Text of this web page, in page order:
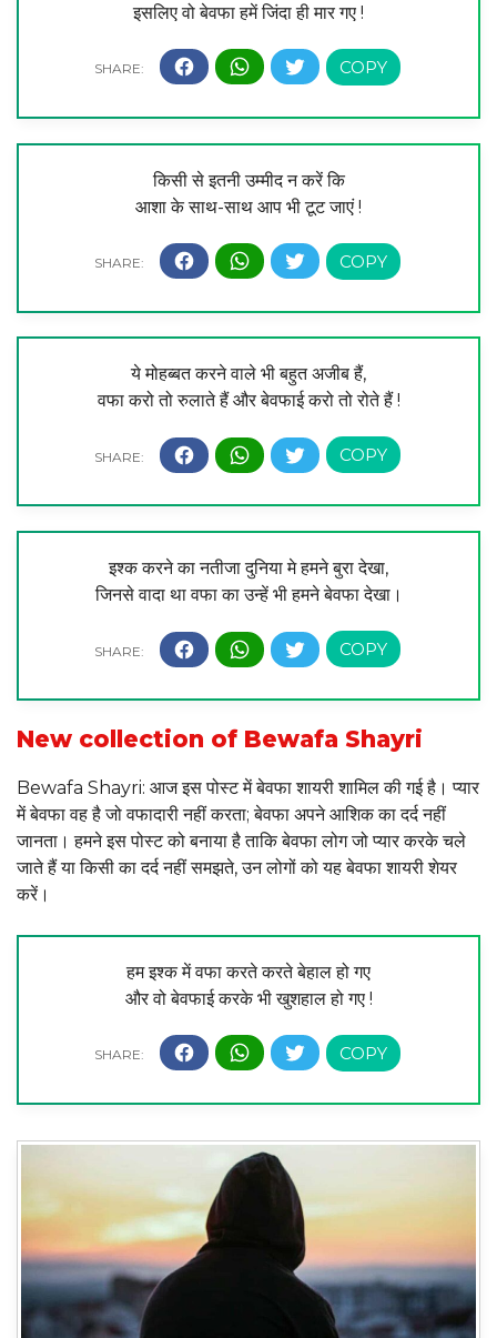
इसलिए वो बेवफा हमें जिंदा ही मार गए !
किसी से इतनी उम्मीद न करें कि
आशा के साथ-साथ आप भी टूट जाएं !
ये मोहब्बत करने वाले भी बहुत अजीब हैं,
वफा करो तो रुलाते हैं और बेवफाई करो तो रोते हैं !
इश्क करने का नतीजा दुनिया मे हमने बुरा देखा,
जिनसे वादा था वफा का उन्हें भी हमने बेवफा देखा।
New collection of Bewafa Shayri
Bewafa Shayri: आज इस पोस्ट में बेवफा शायरी शामिल की गई है। प्यार
में बेवफा वह है जो वफादारी नहीं करता; बेवफा अपने आशिक का दर्द नहीं
जानता। हमने इस पोस्ट को बनाया है ताकि बेवफा लोग जो प्यार करके चले
जाते हैं या किसी का दर्द नहीं समझते, उन लोगों को यह बेवफा शायरी शेयर
करें।
हम इश्क में वफा करते करते बेहाल हो गए
और वो बेवफाई करके भी खुशहाल हो गए !